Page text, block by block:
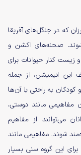
که در جنگل‌های آفریقا
صحنه‌های اکشن و
زیست کنار حیوانات برای
انیمیشن، از جمله
کودکان به راحتی با آن‌ها
مفاهیمی مانند دوستی،
می‌توانند از مفاهیم
شوند. مفاهیمی مانند
این گروه سنی بسیار